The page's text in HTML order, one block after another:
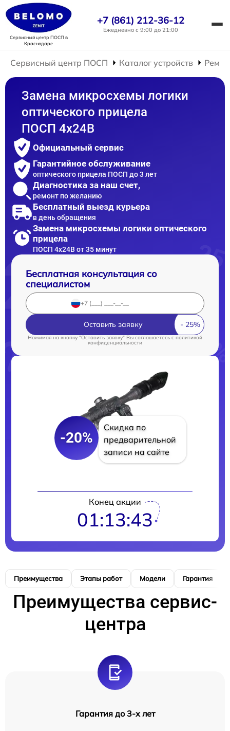
Сервисный центр ПОСПв
Краснодаре
+7 (861) 212-36-12
Ежедневно с 9:00 до 21:00
Сервисный центр ПОСП Каталог устройств
Замена микросхемы логики
оптического прицела
ПОСП 4x24B
Официальный сервис
Гарантийное обслуживание
оптического прицела ПОСП до 3 лет
Диагностика за наш счет,
ремонт по желанию
Бесплатный выезд курьера
в день обращения
Замена микросхемы логики оптического
прицела
ПОСП 4x24B от 35 минут
Бесплатная консультация со
специалистом
Оставить заявку
Нажимая на кнопку "Оставить заявку" Вы соглашаетесь cполитикой
конфиденциальности
-20%
Скидка по
предварительной
записи на сайте
Конец акции
01:13:42
Преимущества Этапы работ Модели Гарантия
Преимущества сервис-
центра
Гарантия до 3-х лет